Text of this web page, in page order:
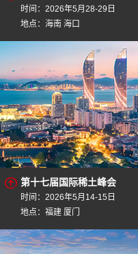
时间：2026年5月28-29日
地点：海南 海口
第十七届国际稀土峰会
时间：2026年5月14-15日
地点：福建 厦门